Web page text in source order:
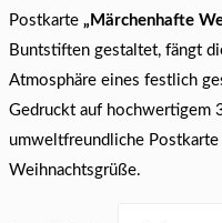
Postkarte „Märchenhafte
Buntstiften gestaltet, fängt
Atmosphäre eines festlich
Gedruckt auf hochwertigem
umweltfreundliche
Weihnachtsgrüße.